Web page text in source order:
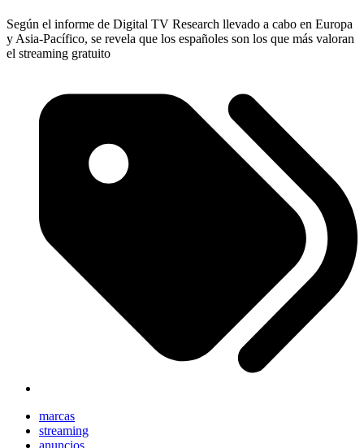
Según el informe de Digital TV Research llevado a cabo en Europa
y Asia-Pacífico, se revela que los españoles son los que más valoran
el streaming gratuito
marcas
streaming
anuncios